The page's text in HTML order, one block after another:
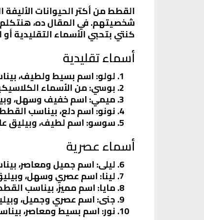
القطط من أكتر الحيوانات
كنتي بتحبي الأسماء التقليدية
أسماء تقليدية
لولو: اسم بسيط ولطيف،
بوسي: من الأسماء
ميمي: اسم خفيف وسهل،
نونو: اسم دلع، بيناسب
سوسو: اسم لطيف، وبيليق
أسماء عصرية
ليلى: اسم جميل ومعاصر،
لينا: اسم عصري وسهل،
مايا: اسم مميز، بيناسب
جنى: اسم عصري وجميل،
نور: اسم بسيط ومعاصر،